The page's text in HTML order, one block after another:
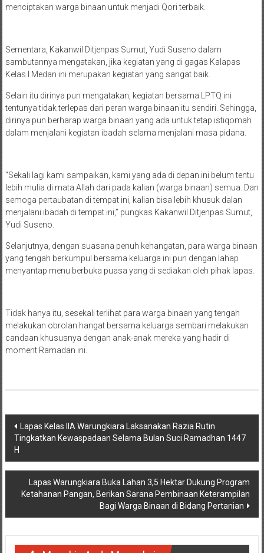
menciptakan warga binaan untuk menjadi Qori terbaik.
Sementara, Kakanwil Ditjenpas Sumut, Yudi Suseno dalam
sambutannya mengatakan, jika kegiatan yang di gagas Kalapas
Kelas I Medan ini merupakan kegiatan yang sangat baik.
Selain itu dirinya pun mengatakan, kegiatan bersama LPTQ ini
tentunya tidak terlepas dari peran warga binaan itu sendiri. Sehingga,
dirinya pun berharap warga binaan yang ada untuk tetap istiqomah
dalam menjalani kegiatan ibadah selama menjalani masa pidana.
“Sekali lagi kami sampaikan, kami yang ada di depan ini belum tentu
lebih mulia di mata Allah dari pada kalian (warga binaan) semua. Dan
semoga pertaubatan di tempat ini, kalian bisa lebih khusuk dalan
menjalani ibadah di tempat ini,” pungkas Kakanwil Ditjenpas Sumut,
Yudi Suseno.
Selanjutnya, dengan suasana penuh kehangatan, para warga binaan
yang tengah berkumpul bersama keluarga ini pun dengan lahap
menyantap menu berbuka puasa yang di sediakan oleh pihak lapas.
Tidak hanya itu, sesekali terlihat para warga binaan yang tengah
melakukan obrolan hangat bersama keluarga sembari melakukan
candaan khususnya dengan anak-anak mereka yang hadir di
moment Ramadan ini.
Navigasi
pos
Lapas Kelas IIA Warungkiara Laksanakan Razia Rutin
Tingkatkan Kewaspadaan Selama Bulan Suci Ramadhan 1447
H
Lapas Warungkiara Buka Lahan 3,5 Hektar Dukung Program
Ketahanan Pangan, Berikan Sarana Pembinaan Keterampilan
Bagi Warga Binaan di Bidang Pertanian